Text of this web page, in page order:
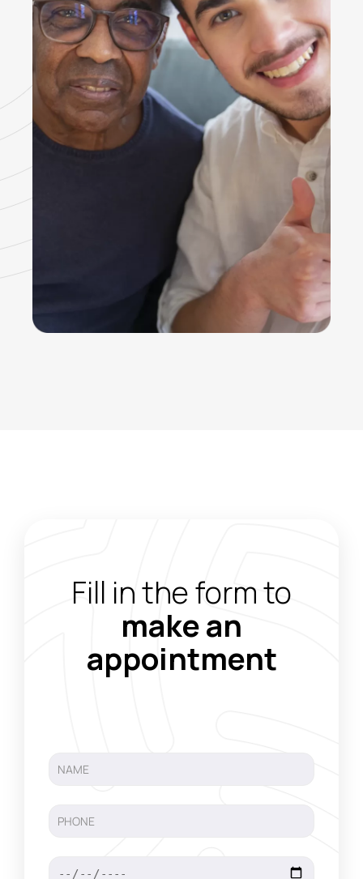
Fill in the form to
make an
appointment